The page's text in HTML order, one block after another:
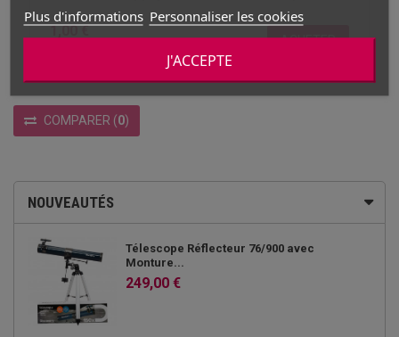
Plus d'informations Personnaliser les cookies
J'ACCEPTE
NOUVEAUTÉS
Télescope Réflecteur 76/900 avec
Monture...
249,00 €
1,00 €
ACHETER
COMPARER (0)